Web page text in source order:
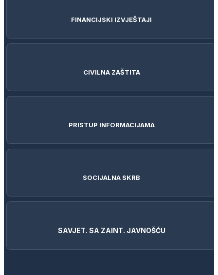
FINANCIJSKI IZVJEŠTAJI
CIVILNA ZAŠTITA
PRISTUP INFORMACIJAMA
SOCIJALNA SKRB
SAVJET. SA ZAINT. JAVNOŠĆU